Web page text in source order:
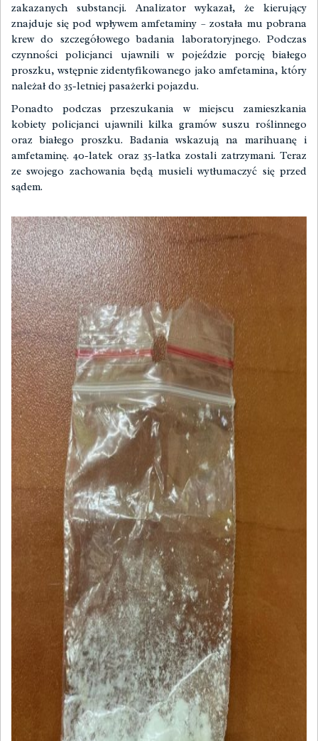
zakazanych substancji. Analizator wykazał, że kierujący
znajduje się pod wpływem amfetaminy – została mu pobrana
krew do szczegółowego badania laboratoryjnego. Podczas
czynności policjanci ujawnili w pojeździe porcję białego
proszku, wstępnie zidentyfikowanego jako amfetamina, który
należał do 35-letniej pasażerki pojazdu.
Ponadto podczas przeszukania w miejscu zamieszkania
kobiety policjanci ujawnili kilka gramów suszu roślinnego
oraz białego proszku. Badania wskazują na marihuanę i
amfetaminę. 40-latek oraz 35-latka zostali zatrzymani. Teraz
ze swojego zachowania będą musieli wytłumaczyć się przed
sądem.